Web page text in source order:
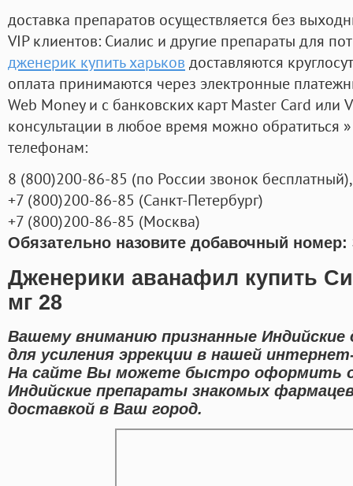
доставка препаратов осуществляется без
VIP клиентов: Сиалис и другие препараты для
дженерик купить харьков доставляются
оплата принимаются через электронные
Web Money и с банковских карт Master Card или
консультации в любое время можно обратиться
телефонам:
8 (800)200-86-85 (по России звонок бесплатный),
+7 (800)200-86-85 (Санкт-Петербург)
+7 (800)200-86-85 (Москва)
Обязательно назовите добавочный номер:
Дженерики аванафил купить
мг 28
Вашему вниманию признанные Индийские
для усиления эррекции в нашей
На сайте Вы можете быстро оформить
Индийские препараты знакомых
доставкой в Ваш город.